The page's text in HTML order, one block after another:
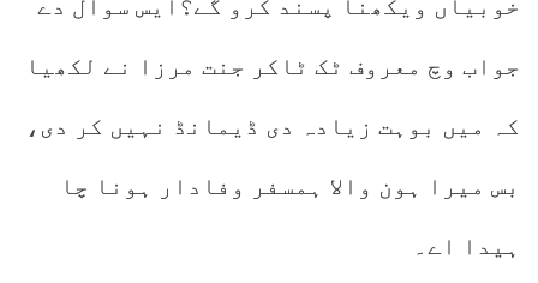
خوبیاں ویکھنا پسند کرو گے؟ایس سوال دے
جواب وچ معروف ٹک ٹاکر جنت مرزا نے لکھیا
کہ میں بوہت زیادہ دی ڈیمانڈ نہیں کر دی،
بس میرا ہون والا ہمسفر وفادار ہونا چا
ہیدا اے۔